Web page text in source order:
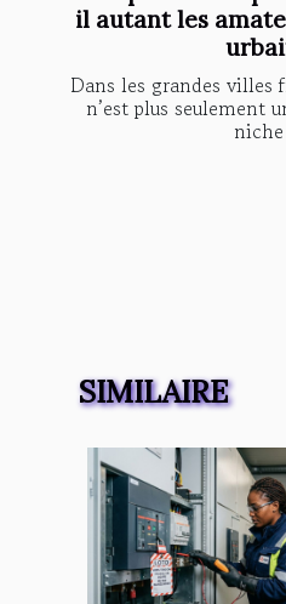
il autant les
Dans les grandes villes
n’est plus seulement
SIMILAIRE